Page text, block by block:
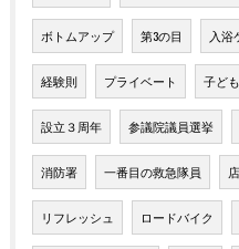
ボトムアップ 第3の目 入浴
経験則 プライベート 子ども
設立３周年 参議院議員選挙
消防署 一番目の救急隊員
リフレッシュ ロードバイク